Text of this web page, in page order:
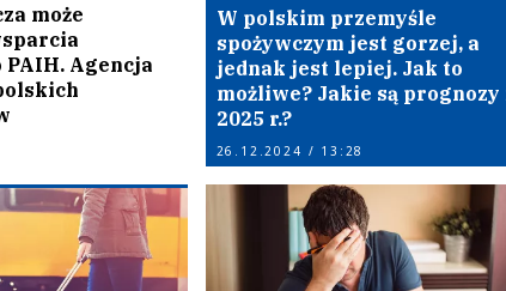
może
Agencja
W polskim przemyśle
spożywczym jest gorzej, a
jednak jest lepiej. Jak to
możliwe? Jakie są prognozy
2025 r.?
26.12.2024 / 13:28